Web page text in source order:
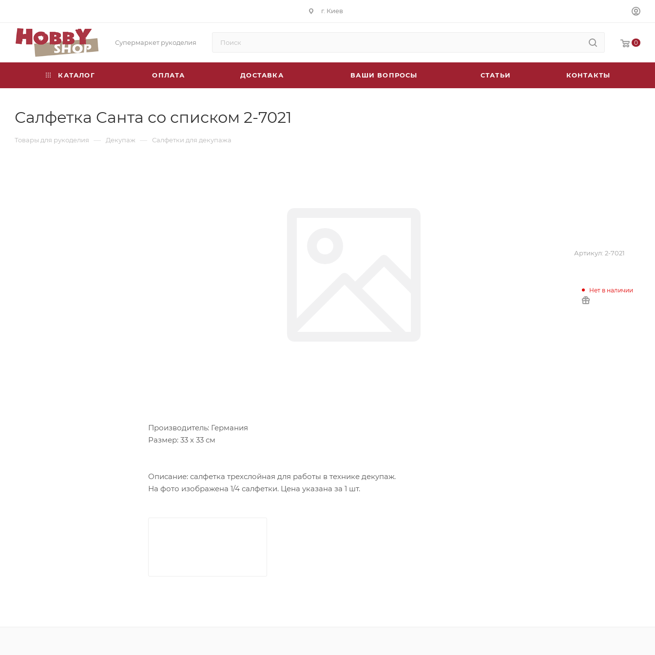
г. Киев
Супермаркет рукоделия 0
КАТАЛОГ ОПЛАТА ДОСТАВКА ВАШИ ВОПРОСЫ СТАТЬИ КОНТАКТЫ
Салфетка Cанта со списком 2-7021
Товары для рукоделия — Декупаж — Салфетки для декупажа
Артикул: 2-7021
Нет в наличии
Производитель: Германия
Размер: 33 х 33 см
Описание: салфетка трехслойная для работы в технике декупаж.
На фото изображена 1/4 салфетки. Цена указана за 1 шт.